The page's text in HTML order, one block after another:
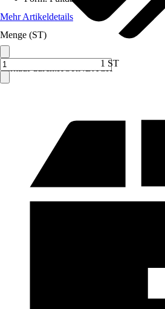
Verkauf durch:HORNBACH
Mehr Artikeldetails
Menge (ST)
1 ST